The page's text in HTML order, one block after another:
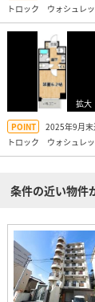
トロック ウォシュレ
オートロック・エレ
2025年9月
トロック ウォシュレ
オートロック・エレ
条件の近い物件